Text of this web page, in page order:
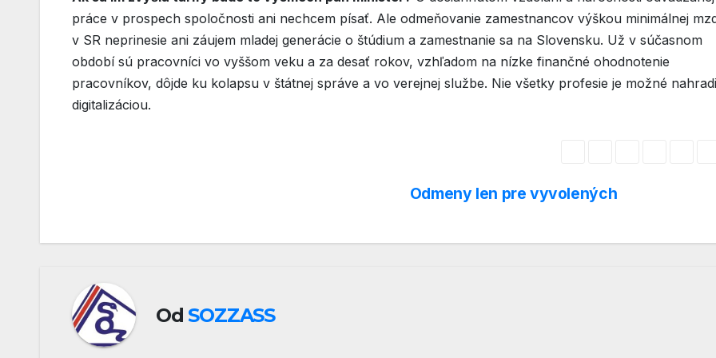
práce v prospech spoločnosti ani nechcem písať. Ale odmeňovanie zamestnancov výškou minimálnej
v SR neprinesie ani záujem mladej generácie o štúdium a zamestnanie sa na Slovensku. Už v súčasnom
období sú pracovníci vo vyššom veku a za desať rokov, vzhľadom na nízke finančné ohodnotenie
pracovníkov, dôjde ku kolapsu v štátnej správe a vo verejnej službe. Nie všetky profesie je možné
digitalizáciou.
Odmeny len pre vyvolených
OdSOZZASS